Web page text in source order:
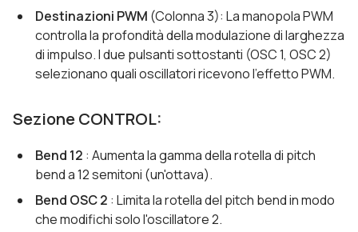
Destinazioni PWM (Colonna 3): La manopola PWM
controlla la profondità della modulazione di larghezza
di impulso. I due pulsanti sottostanti (OSC 1, OSC 2)
selezionano quali oscillatori ricevono l’effetto PWM.
Sezione CONTROL:
Bend 12 : Aumenta la gamma della rotella di pitch
bend a 12 semitoni (un'ottava).
Bend OSC 2 : Limita la rotella del pitch bend in modo
che modifichi solo l'oscillatore 2.